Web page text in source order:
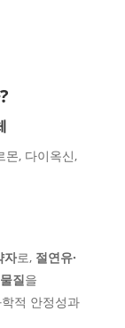
자로, 절연유·
질을
적 안정성과